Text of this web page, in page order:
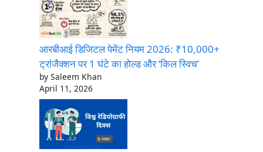
आरबीआई डिजिटल पेमेंट नियम 2026: ₹10,000+
ट्रांजैक्शन पर 1 घंटे का होल्ड और ‘किल स्विच’
by Saleem Khan
April 11, 2026